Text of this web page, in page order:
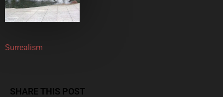
Surrealism
SHARE THIS POST